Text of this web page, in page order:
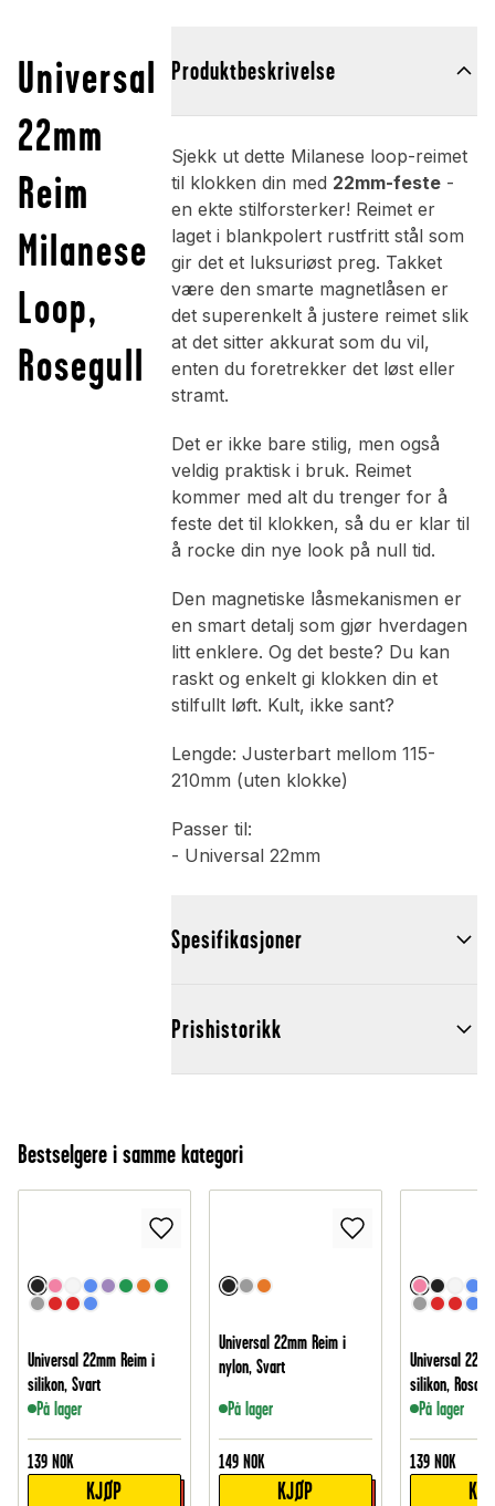
Universal
22mm
Reim
Milanese
Loop,
Rosegull
Produktbeskrivelse
Sjekk ut dette Milanese loop-reimet
til klokken din med 22mm-feste-
en ekte stilforsterker! Reimet er
laget i blankpolert rustfritt stål som
gir det et luksuriøst preg. Takket
være den smarte magnetlåsen er
det superenkelt å justere reimet slik
at det sitter akkurat som du vil,
enten du foretrekker det løst eller
stramt.
Det er ikke bare stilig, men også
veldig praktisk i bruk. Reimet
kommer med alt du trenger for å
feste det til klokken, så du er klar til
å rocke din nye look på null tid.
Den magnetiske låsmekanismen er
en smart detalj som gjør hverdagen
litt enklere. Og det beste? Du kan
raskt og enkelt gi klokken din et
stilfullt løft. Kult, ikke sant?
Lengde: Justerbart mellom 115-
210mm (uten klokke)
Passer til:
- Universal 22mm
Spesifikasjoner
Prishistorikk
Bestselgere i samme kategori
Universal 22mm Reim i
silikon, Svart
På lager
139 NOK
KJØP
Universal 22mm Reim i
nylon, Svart
På lager
149 NOK
KJØP
Universal
silikon, Rosa
På lager
139 NOK